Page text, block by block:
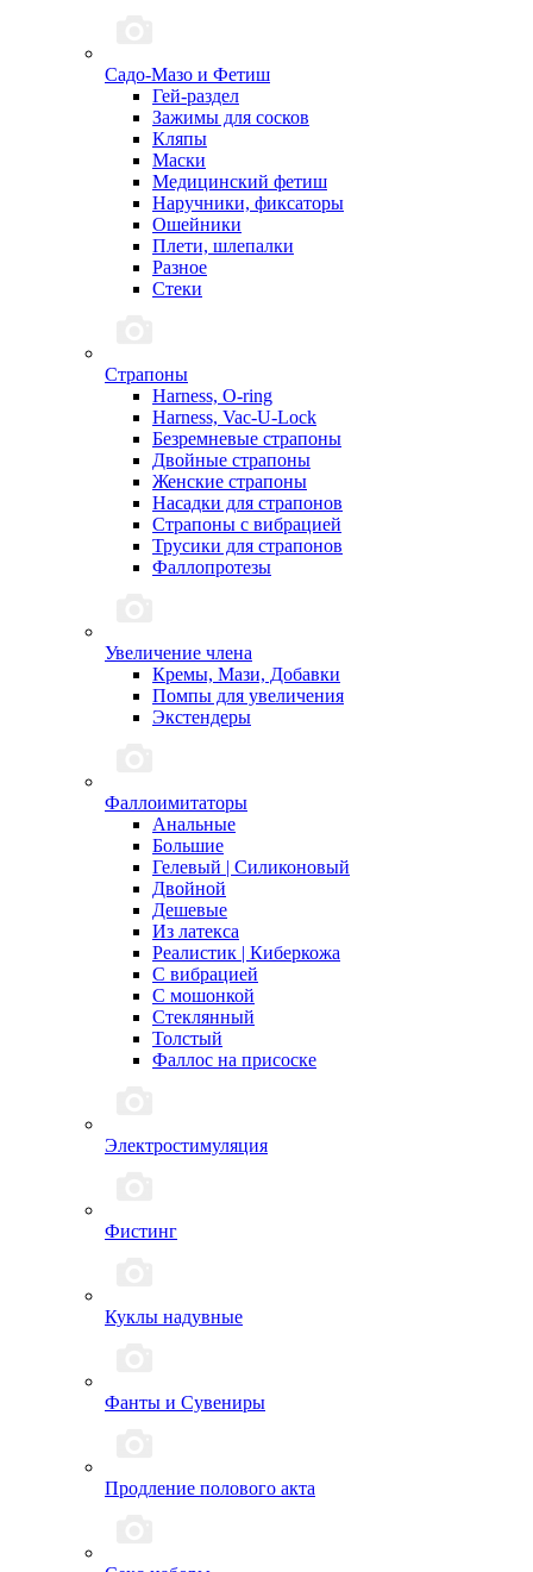
Садо-Мазо и Фетиш
Гей-раздел
Зажимы для сосков
Кляпы
Маски
Медицинский фетиш
Наручники, фиксаторы
Ошейники
Плети, шлепалки
Разное
Стеки
Страпоны
Harness, O-ring
Harness, Vac-U-Lock
Безремневые страпоны
Двойные страпоны
Женские страпоны
Насадки для страпонов
Страпоны с вибрацией
Трусики для страпонов
Фаллопротезы
Увеличение члена
Кремы, Мази, Добавки
Помпы для увеличения
Экстендеры
Фаллоимитаторы
Анальные
Большие
Гелевый | Силиконовый
Двойной
Дешевые
Из латекса
Реалистик | Киберкожа
С вибрацией
С мошонкой
Стеклянный
Толстый
Фаллос на присоске
Электростимуляция
Фистинг
Куклы надувные
Фанты и Сувениры
Продление полового акта